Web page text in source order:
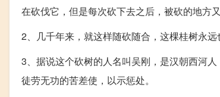
在砍伐它，但是每次砍下去之后，被砍的地方又
2、几千年来，就这样随砍随合，这棵桂树永远
3、据说这个砍树的人名叫吴刚，是汉朝西河
徒劳无功的苦差使，以示惩处。